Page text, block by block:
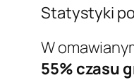
Statystyki
W
55% czasu